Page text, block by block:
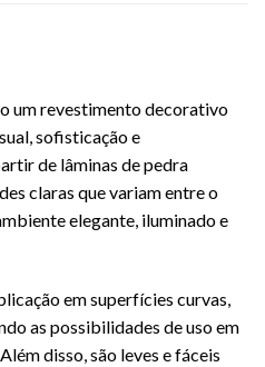
um revestimento decorativo
sofisticação e
de lâminas de pedra
claras que variam entre o
elegante, iluminado e
em superfícies curvas,
as possibilidades de uso em
disso, são leves e fáceis